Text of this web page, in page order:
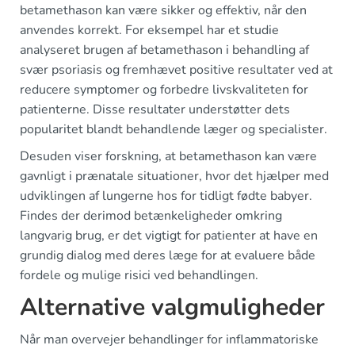
betamethason kan være sikker og effektiv, når den
anvendes korrekt. For eksempel har et studie
analyseret brugen af betamethason i behandling af
svær psoriasis og fremhævet positive resultater ved at
reducere symptomer og forbedre livskvaliteten for
patienterne. Disse resultater understøtter dets
popularitet blandt behandlende læger og specialister.
Desuden viser forskning, at betamethason kan være
gavnligt i prænatale situationer, hvor det hjælper med
udviklingen af lungerne hos for tidligt fødte babyer.
Findes der derimod betænkeligheder omkring
langvarig brug, er det vigtigt for patienter at have en
grundig dialog med deres læge for at evaluere både
fordele og mulige risici ved behandlingen.
Alternative valgmuligheder
Når man overvejer behandlinger for inflammatoriske